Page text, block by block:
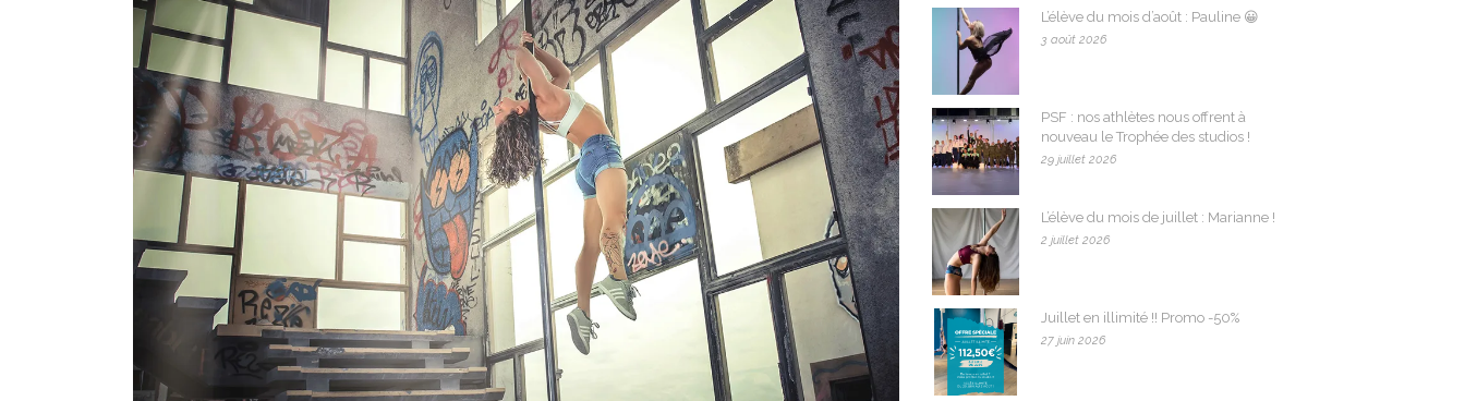
L’élève du mois d’août : Pauline 😀
3 août 2026
PSF : nos athlètes nous offrent à
nouveau le Trophée des studios !
29 juillet 2026
L’élève du mois de juillet : Marianne !
2 juillet 2026
Juillet en illimité !! Promo -50%
27 juin 2026